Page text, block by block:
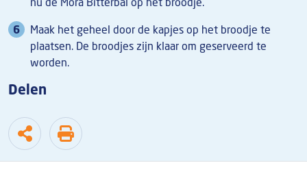
Maak het geheel door de kapjes op het broodje te
plaatsen. De broodjes zijn klaar om geserveerd te
worden.
Delen